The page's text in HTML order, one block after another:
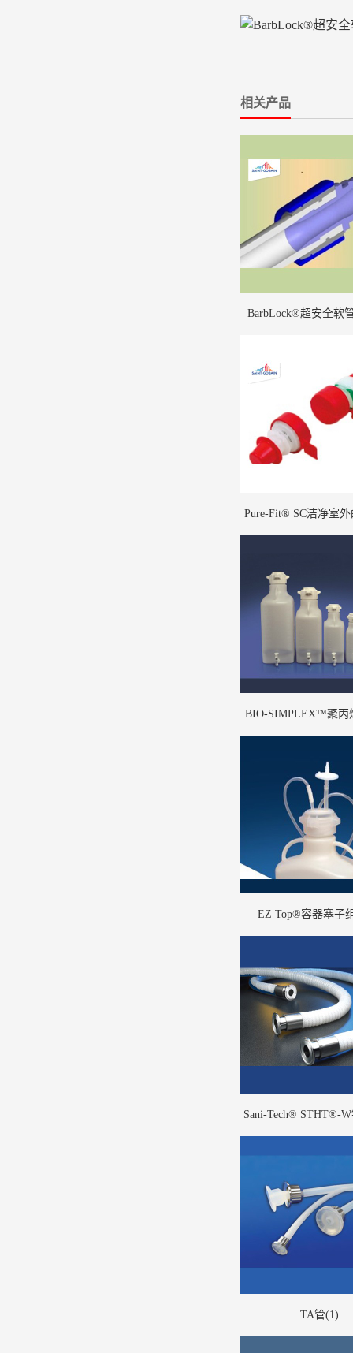
相关产品
BarbLock®超安全软
Pure-Fit® SC洁净室
BIO-SIMPLEX™聚丙
EZ Top®容器塞子
Sani-Tech® STHT®-
丝加强型硅胶扣压
TA管(1)